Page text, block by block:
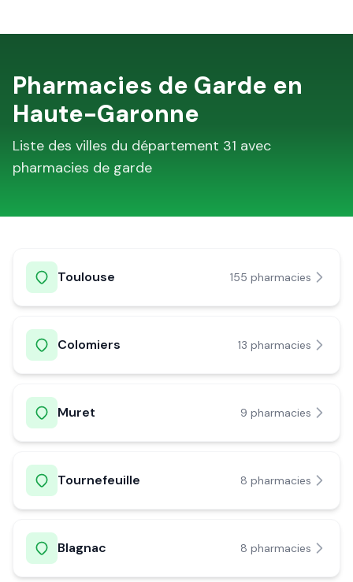
Pharmacies de Garde en
Haute-Garonne
Liste des villes du département 31 avec
pharmacies de garde
Toulouse 155 pharmacies
Colomiers 13 pharmacies
Muret 9 pharmacies
Tournefeuille 8 pharmacies
Blagnac 8 pharmacies